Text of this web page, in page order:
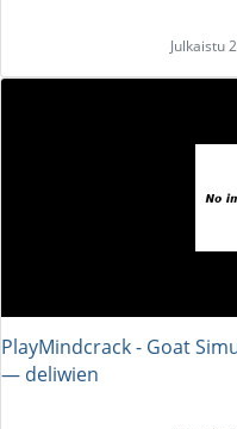
Julkaistu
PlayMindcrack - Goat
― deliwien